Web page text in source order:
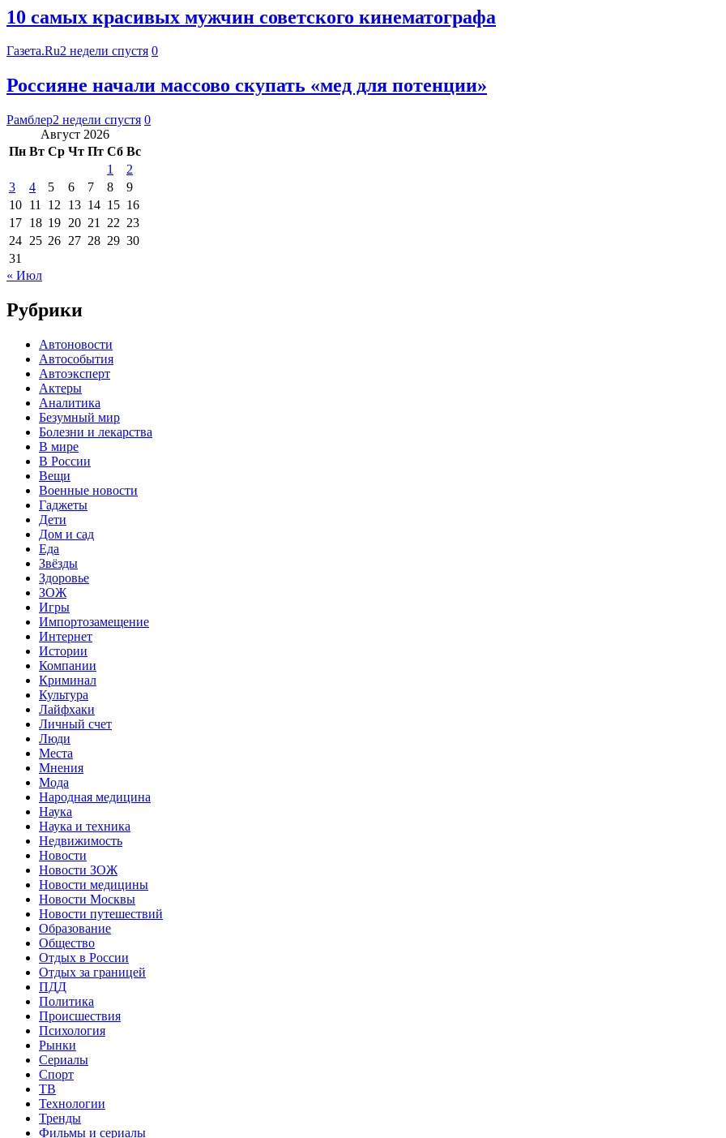
10 самых красивых мужчин советского кинематографа
Газета.Ru2 недели спустя 0
Россияне начали массово скупать «мед для потенции»
Рамблер2 недели спустя 0
Август 2026
Пн Вт Ср Чт Пт Сб Вс
1
2
3
4 5 6 7 8
9
10 11 12 13 14 15 16
17 18 19 20 21 22 23
24 25 26 27 28 29 30
31
« Июл
Рубрики
Автоновости
Автособытия
Автоэксперт
Актеры
Аналитика
Безумный мир
Болезни и лекарства
В мире
В России
Вещи
Военные новости
Гаджеты
Дети
Дом и сад
Еда
Звёзды
Здоровье
ЗОЖ
Игры
Импортозамещение
Интернет
Истории
Компании
Криминал
Культура
Лайфхаки
Личный счет
Люди
Места
Мнения
Мода
Народная медицина
Наука
Наука и техника
Недвижимость
Новости
Новости ЗОЖ
Новости медицины
Новости Москвы
Новости путешествий
Образование
Общество
Отдых в России
Отдых за границей
ПДД
Политика
Происшествия
Психология
Рынки
Сериалы
Спорт
ТВ
Технологии
Тренды
Фильмы и сериалы